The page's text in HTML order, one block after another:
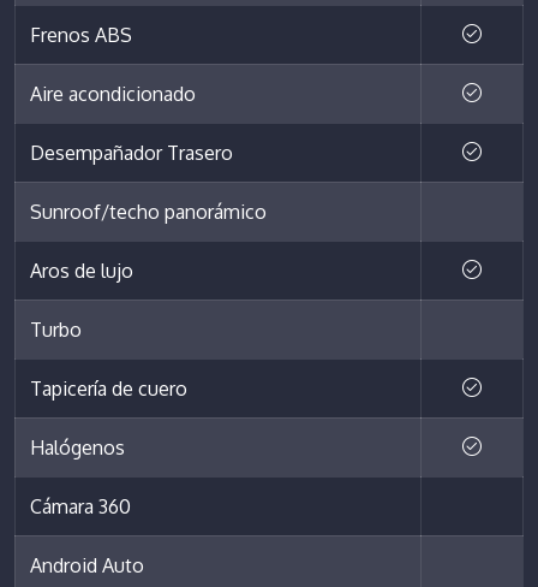
Frenos ABS
Aire acondicionado
Desempañador Trasero
Sunroof/techo panorámico
Aros de lujo
Turbo
Tapicería de cuero
Halógenos
Cámara 360
Android Auto